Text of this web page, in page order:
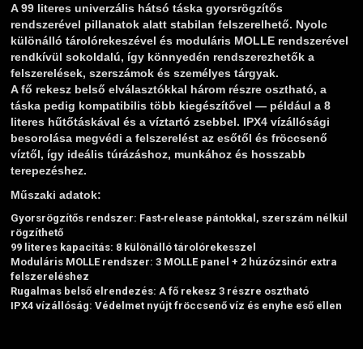
TÖMÍTÉSEK (ROBOGÓ, MOPED, QUAD)
TÜKRÖK (UNIVERZÁLIS)
VÁZ, FUTÓMŰ, SZILENT, SZTENDER
ZÁRAK, GYÚJTÁSKAPCSOLÓK
ÜZEMANYAG ELLÁTÓ RENDSZER
%KÉSZLET KISÖPRÉS%
A 99 literes univerzális hátsó táska gyorsrögzítős
rendszerével pillanatok alatt stabilan felszerelhető. Nyolc
különálló tárolórekeszével és moduláris MOLLE rendszerével
rendkívül sokoldalú, így könnyedén rendszerezhetők a
felszerelések, szerszámok és személyes tárgyak.
A fő rekesz belső elválasztókkal három részre osztható, a
táska pedig kompatibilis több kiegészítővel — például a 8
literes hűtőtáskával és a víztartó zsebbel. IPX4 vízállósági
besorolása megvédi a felszerelést az esőtől és fröccsenő
víztől, így ideális túrázáshoz, munkához és hosszabb
terepezéshez.
Műszaki adatok:
Gyorsrögzítős rendszer: Fast‑release pántokkal, szerszám nélkül
rögzíthető
99 literes kapacitás: 8 különálló tárolórekesszel
Moduláris MOLLE rendszer: 3 MOLLE panel + 2 húzózsinór extra
felszereléshez
Rugalmas belső elrendezés: A fő rekesz 3 részre osztható
IPX4 vízállóság: Védelmet nyújt fröccsenő víz és enyhe eső ellen